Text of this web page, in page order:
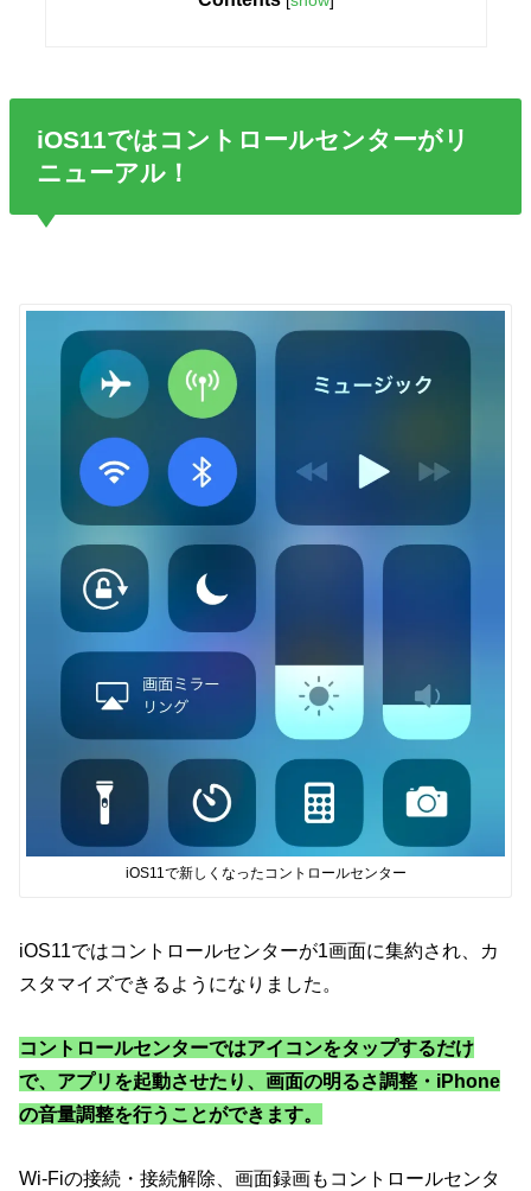
iOS11ではコントロールセンターがリ
ニューアル！
iOS11で新しくなったコントロールセンター
iOS11ではコントロールセンターが1画面に集約され、カ
スタマイズできるようになりました。
コントロールセンターではアイコンをタップするだけ
で、アプリを起動させたり、画面の明るさ調整・iPhone
の音量調整を行うことができます。
Wi-Fiの接続・接続解除、画面録画もコントロールセンタ